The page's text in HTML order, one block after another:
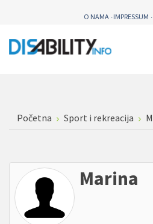
O NAMA IMPRESSUM
Početna Sport i rekreacija
Marina